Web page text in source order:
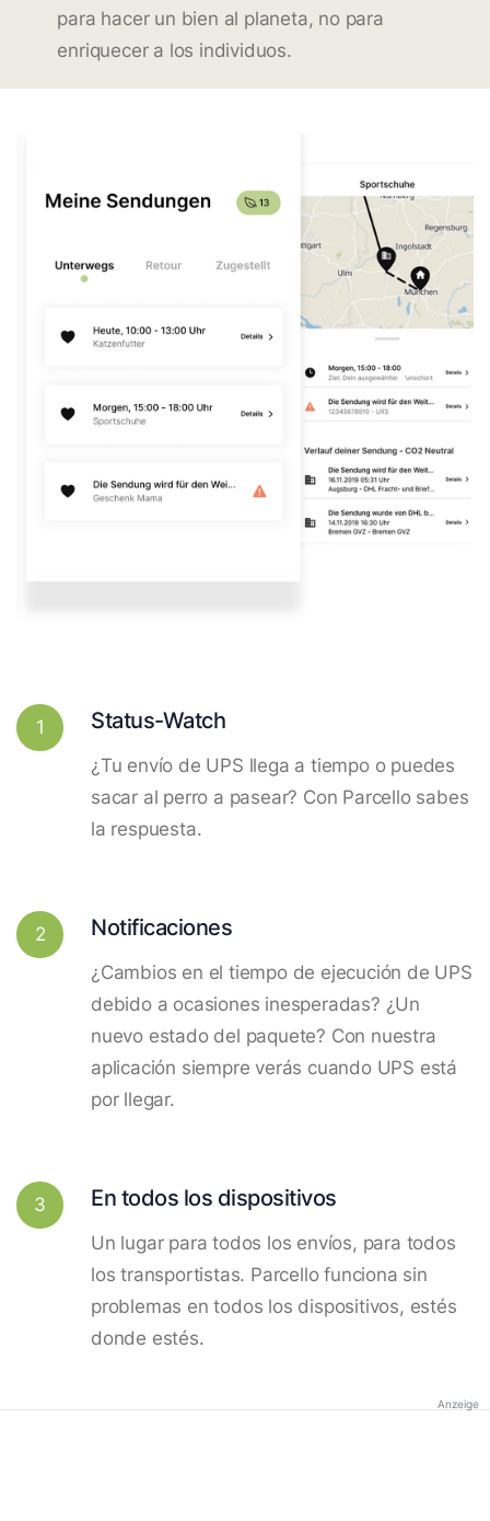
para hacer un bien al planeta, no para
enriquecer a los individuos.
1 Status-Watch
¿Tu envío de UPS llega a tiempo o puedes
sacar al perro a pasear? Con Parcello sabes
la respuesta.
2 Notificaciones
¿Cambios en el tiempo de ejecución de UPS
debido a ocasiones inesperadas? ¿Un
nuevo estado del paquete? Con nuestra
aplicación siempre verás cuando UPS está
por llegar.
3 En todos los dispositivos
Un lugar para todos los envíos, para todos
los transportistas. Parcello funciona sin
problemas en todos los dispositivos, estés
donde estés.
Anzeige